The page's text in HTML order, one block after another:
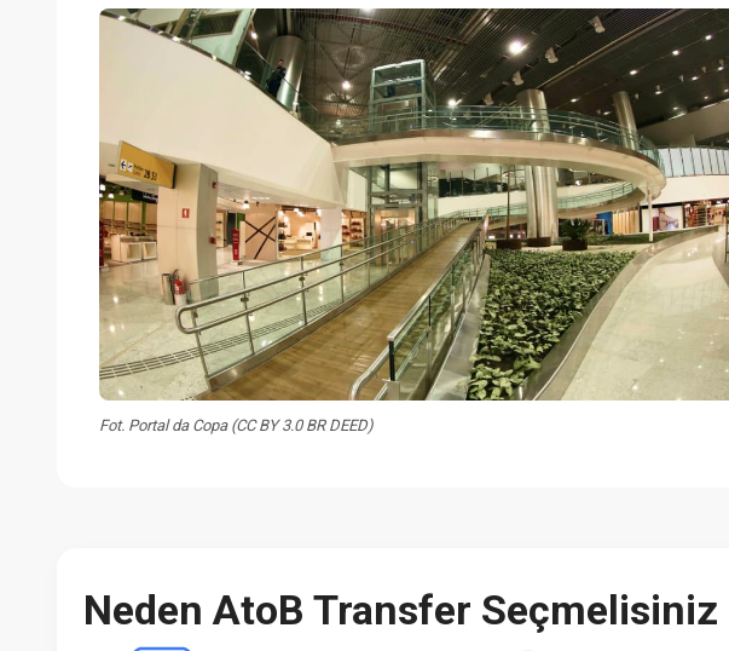
Fot. Portal da Copa (CC BY 3.0 BR DEED)
Neden AtoB Transfer Seçmelisiniz